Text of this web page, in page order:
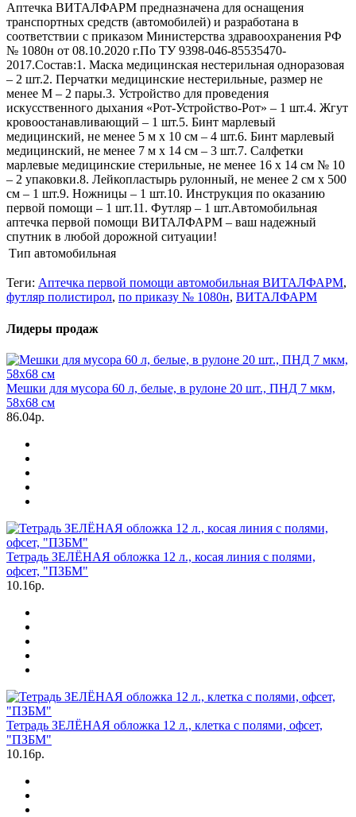
Аптечка ВИТАЛФАРМ предназначена для оснащения
транспортных средств (автомобилей) и разработана в
соответствии с приказом Министерства здравоохранения РФ
№ 1080н от 08.10.2020 г.По ТУ 9398-046-85535470-
2017.Состав:1. Маска медицинская нестерильная одноразовая
– 2 шт.2. Перчатки медицинские нестерильные, размер не
менее М – 2 пары.3. Устройство для проведения
искусственного дыхания «Рот-Устройство-Рот» – 1 шт.4. Жгут
кровоостанавливающий – 1 шт.5. Бинт марлевый
медицинский, не менее 5 м х 10 см – 4 шт.6. Бинт марлевый
медицинский, не менее 7 м х 14 см – 3 шт.7. Салфетки
марлевые медицинские стерильные, не менее 16 х 14 см № 10
– 2 упаковки.8. Лейкопластырь рулонный, не менее 2 см х 500
см – 1 шт.9. Ножницы – 1 шт.10. Инструкция по оказанию
первой помощи – 1 шт.11. Футляр – 1 шт.Автомобильная
аптечка первой помощи ВИТАЛФАРМ – ваш надежный
спутник в любой дорожной ситуации!
Тип автомобильная
Теги: Аптечка первой помощи автомобильная ВИТАЛФАРМ,
футляр полистирол, по приказу № 1080н, ВИТАЛФАРМ
Лидеры продаж
Мешки для мусора 60 л, белые, в рулоне 20 шт., ПНД 7 мкм,
58х68 см
86.04р.
Тетрадь ЗЕЛЁНАЯ обложка 12 л., косая линия с полями,
офсет, "ПЗБМ"
10.16р.
Тетрадь ЗЕЛЁНАЯ обложка 12 л., клетка с полями, офсет,
"ПЗБМ"
10.16р.